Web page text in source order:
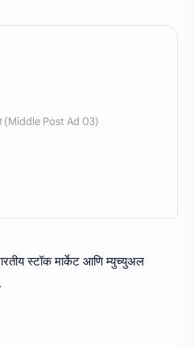
स्टॉक मार्केट आणि म्युच्युअल